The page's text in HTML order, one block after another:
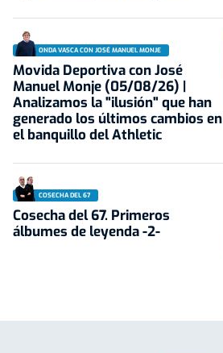
ONDA VASCA CON JOSÉ MANUEL MONJE
Movida Deportiva con José
Manuel Monje (05/08/26) |
Analizamos la "ilusión" que han
generado los últimos cambios en
el banquillo del Athletic
COSECHA DEL 67
Cosecha del 67. Primeros
álbumes de leyenda -2-